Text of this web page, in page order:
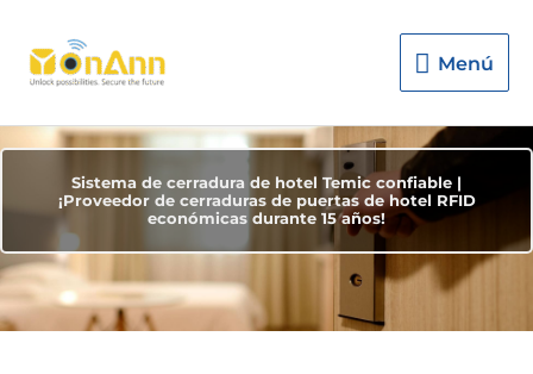
Menú
Menú
Sistema de cerradura de hotel Temic confiable |
¡Proveedor de cerraduras de puertas de hotel RFID
económicas durante 15 años!